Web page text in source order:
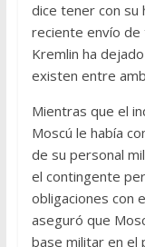
dice tener con su
reciente envío
Kremlin ha
existen entre
Mientras que el
Moscú le había
de su personal
el contingente
obligaciones con
aseguró que
base militar en el